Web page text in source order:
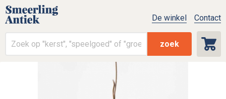
zoek
De winkel Contact